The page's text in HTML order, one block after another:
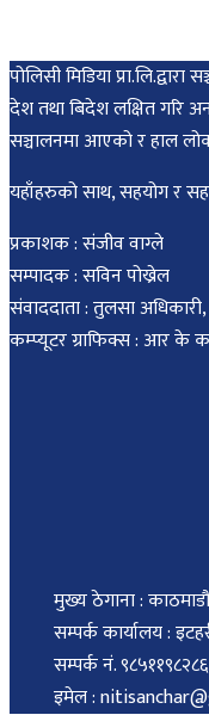
पोलिसी मिडिया
देश तथा बिदेश लक्षित गरि
सञ्चालनमा आएको र हाल
यहाँहरुको साथ, सहयोग र
प्रकाशक : संजीव वाग्ले
सम्पादक : सविन पोख्रेल
संवाददाता : तुलसा अधिकारी,
कम्प्यूटर ग्राफिक्स : आर के
मुख्य ठेगाना :
सम्पर्क कार्यालय :
सम्पर्क नं.
इमेल :